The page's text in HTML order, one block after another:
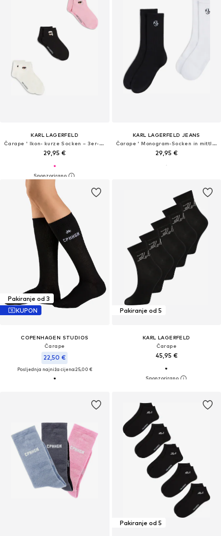
KARL LAGERFELD
Čarape ' Ikon- kurze Socken – 3er-Pack '
29,95 €
KARL LAGERFELD JEANS
Čarape ' Monogram-Socken in mittlerer Länge - 2er-Packung '
29,95 €
Pakiranje od 3
KUPON
COPENHAGEN STUDIOS
Čarape
22,50 €
Posljednja najniža cijena:25,00 €
Pakiranje od 5
KARL LAGERFELD
Čarape
45,95 €
Pakiranje od 5